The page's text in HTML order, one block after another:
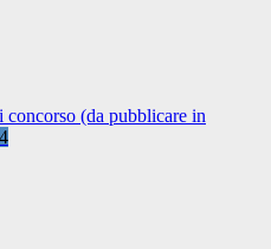
concorso (da pubblicare in
4